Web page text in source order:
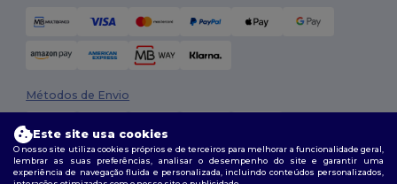
Métodos de Envio
Este site usa cookies
O nosso site utiliza cookies próprios e de terceiros para melhorar a funcionalidade geral,
lembrar as suas preferências, analisar o desempenho do site e garantir uma
experiência de navegação fluida e personalizada, incluindo conteúdos personalizados,